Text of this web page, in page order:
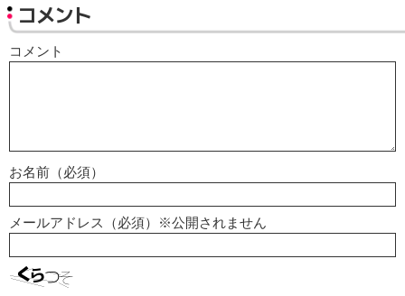
コメント
コメント
お名前（必須）
メールアドレス（必須）※公開されません